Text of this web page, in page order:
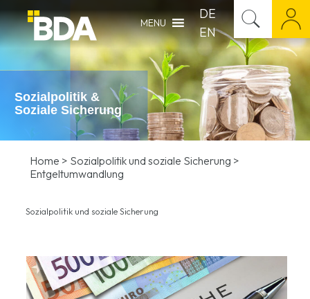
MENU
DE
EN
Sozialpolitik &
Soziale Sicherung
Home > Sozialpolitik und soziale Sicherung >
Entgeltumwandlung
Sozialpolitik und soziale Sicherung